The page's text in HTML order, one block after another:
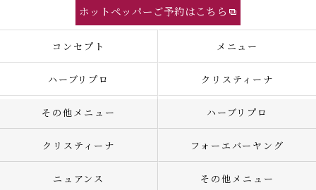
ホットペッパーご予約はこちら
コンセプト メニュー
ハーブリプロ クリスティーナ
その他メニュー ハーブリプロ
クリスティーナ フォーエバーヤング
ニュアンス その他メニュー